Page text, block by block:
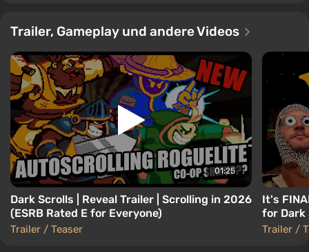
Trailer, Gameplay und andere Videos
01:25
Dark Scrolls | Reveal Trailer | Scrolling in 2026
(ESRB Rated E for Everyone)
Trailer / Teaser
It's
for Dark
Trailer /